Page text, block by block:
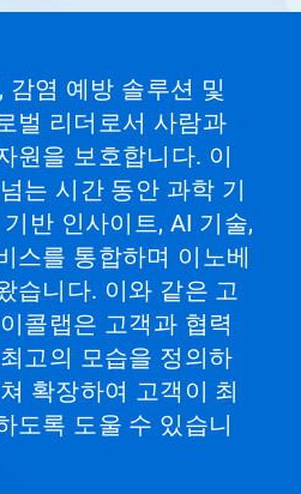
감염 예방 솔루션 및
벌 리더로서 사람과
원을 보호합니다. 이
는 시간 동안 과학 기
반 인사이트, AI 기술,
스를 통합하며 이노베
습니다. 이와 같은 고
콜랩은 고객과 협력
고의 모습을 정의하
확장하여 고객이 최
도록 도울 수 있습니